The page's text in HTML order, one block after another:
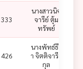
333
นางสาวนิจ
จารีย์ ตุ้ม
ทรัพย์
426
นางพัทธ์ธีร
า จิตติจารีย์
กุล